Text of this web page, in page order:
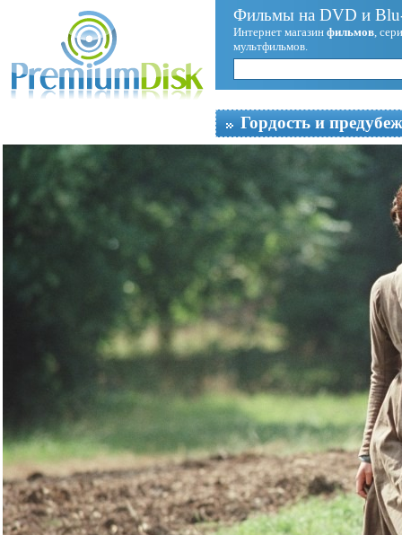
Фильмы на DVD и
Интернет магазин фильмов,
мультфильмов.
Гордость и